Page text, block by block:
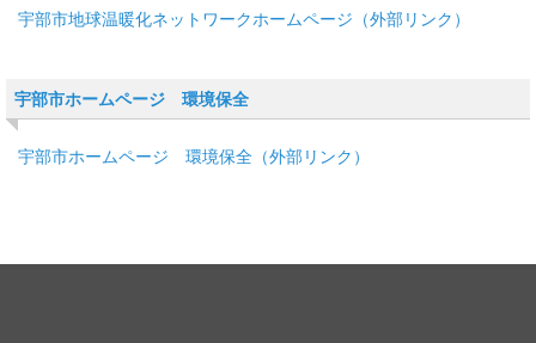
宇部市地球温暖化ネットワークホームページ（外部リンク）
宇部市ホームページ 環境保全
宇部市ホームページ 環境保全（外部リンク）